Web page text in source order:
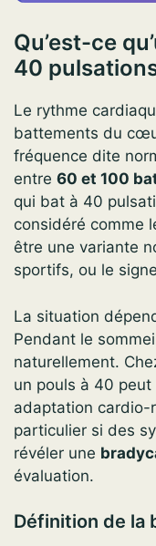
Qu’est-ce
40
Le rythme
battements du
fréquence dite
entre 60 et 100
qui bat à 40
considéré comme
être une variante
sportifs, ou le
La situation
Pendant le
naturellement.
un pouls à 40
adaptation cardio-
particulier si des
révéler une
évaluation.
Définition de la